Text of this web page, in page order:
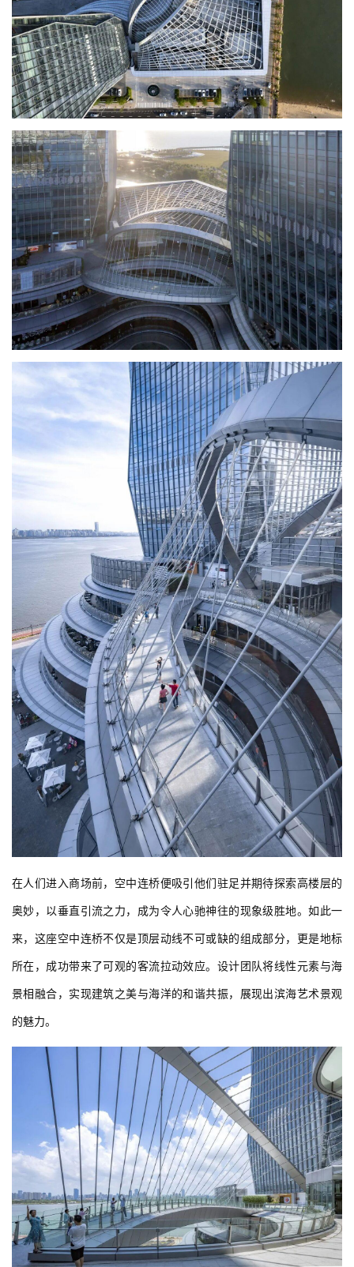
在人们进入商场前，空中连桥便吸引他们驻足并期待探索高楼层的
奥妙，以垂直引流之力，成为令人心驰神往的现象级胜地。如此一
来，这座空中连桥不仅是顶层动线不可或缺的组成部分，更是地标
所在，成功带来了可观的客流拉动效应。设计团队将线性元素与海
景相融合，实现建筑之美与海洋的和谐共振，展现出滨海艺术景观
的魅力。